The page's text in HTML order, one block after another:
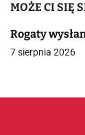
MOŻE CI SIĘ
Rogaty
7 sierpnia 2026